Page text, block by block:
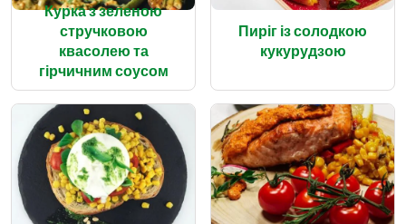
Курка з зеленою
стручковою
квасолею та
гірчичним соусом
Пиріг із солодкою
кукурудзою